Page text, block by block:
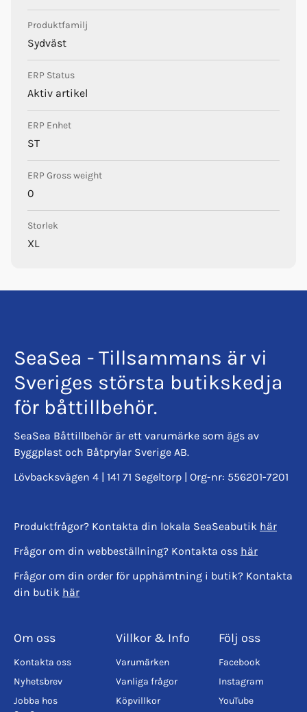
Produktfamilj
Sydväst
ERP Status
Aktiv artikel
ERP Enhet
ST
ERP Gross weight
0
Storlek
XL
SeaSea - Tillsammans är vi
Sveriges största butikskedja
för båttillbehör.
SeaSea Båttillbehör är ett varumärke som ägs av
Byggplast och Båtprylar Sverige AB.
Lövbacksvägen 4 | 141 71 Segeltorp | Org-nr: 556201-7201
Produktfrågor? Kontakta din lokala SeaSeabutik här
Frågor om din webbeställning? Kontakta oss här
Frågor om din order för upphämtning i butik? Kontakta
din butik här
Om oss
Kontakta oss
Nyhetsbrev
Jobba hos
Villkor & Info
Varumärken
Vanliga frågor
Köpvillkor
Följ oss
Facebook
Instagram
YouTube